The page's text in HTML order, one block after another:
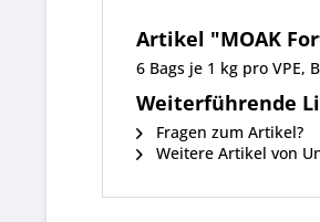
Artikel "MOAK
6 Bags je 1 kg pro VPE,
Weiterführende
Fragen zum Artikel?
Weitere Artikel von